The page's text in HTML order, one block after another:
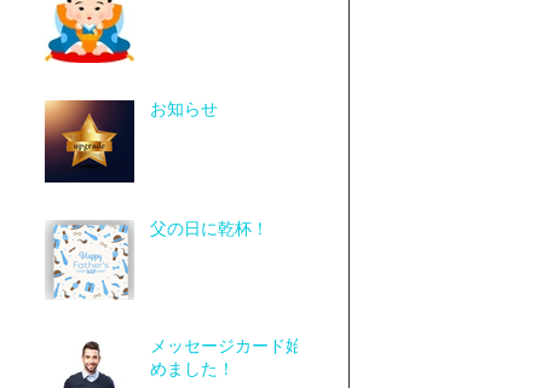
お知らせ
父の日に乾杯！
メッセージカード始
めました！